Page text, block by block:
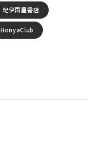
紀伊国屋書店
HonyaClub